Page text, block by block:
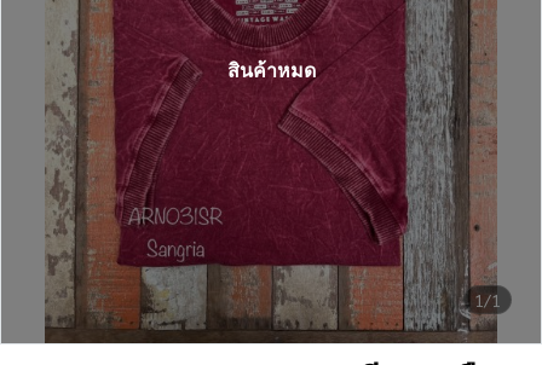
1/1
สินค้าหมด